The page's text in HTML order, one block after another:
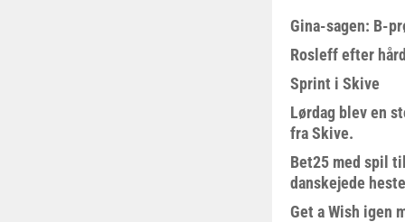
Gina-sagen: B-
Rosleff efter
Sprint i Skive
Lørdag blev en
fra Skive.
Bet25 med spil
danskejede
Get a Wish igen